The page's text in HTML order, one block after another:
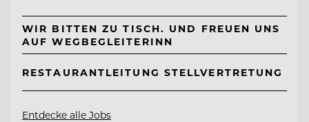
WIR BITTEN ZU TISCH. UND FREUEN UNS
AUF WEGBEGLEITERINN
RESTAURANTLEITUNG STELLVERTRETUNG
Entdecke alle Jobs